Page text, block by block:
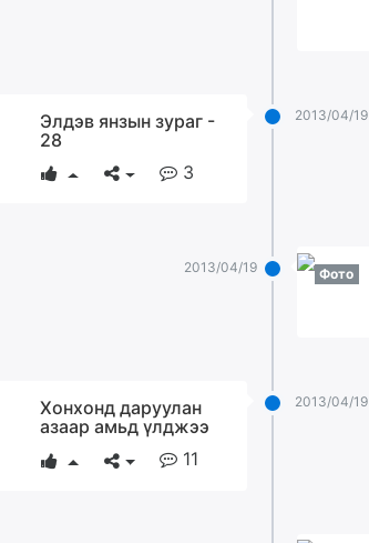
2013/04/19
Элдэв янзын зураг -
28
3
2013/04/19 Фото
2013/04/19
Хонхонд даруулан
азаар амьд үлджээ
11